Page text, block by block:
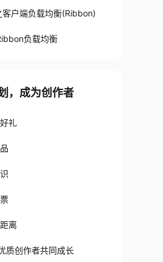
户端负载均衡(Ribbon)
负载均衡
，成为创作者
礼
离
质创作者共同成长